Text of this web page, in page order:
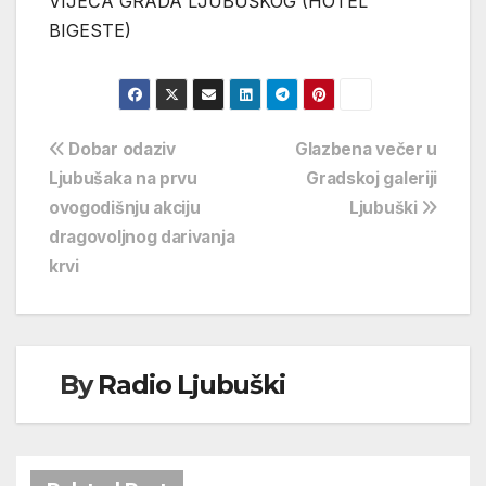
BIGESTE)
Navigacija
objava
Glazbena večer u
Gradskoj galeriji
Ljubuški
Dobar odaziv
Ljubušaka na prvu
ovogodišnju akciju
dragovoljnog darivanja
krvi
ByRadio Ljubuški